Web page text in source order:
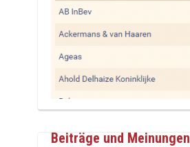
Beiträge und Meinungen